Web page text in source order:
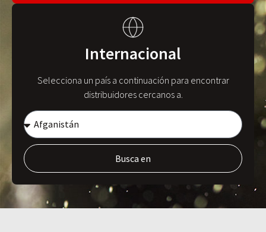
Internacional
Selecciona un país a continuación para encontrar
distribuidores cercanos a.
Busca en